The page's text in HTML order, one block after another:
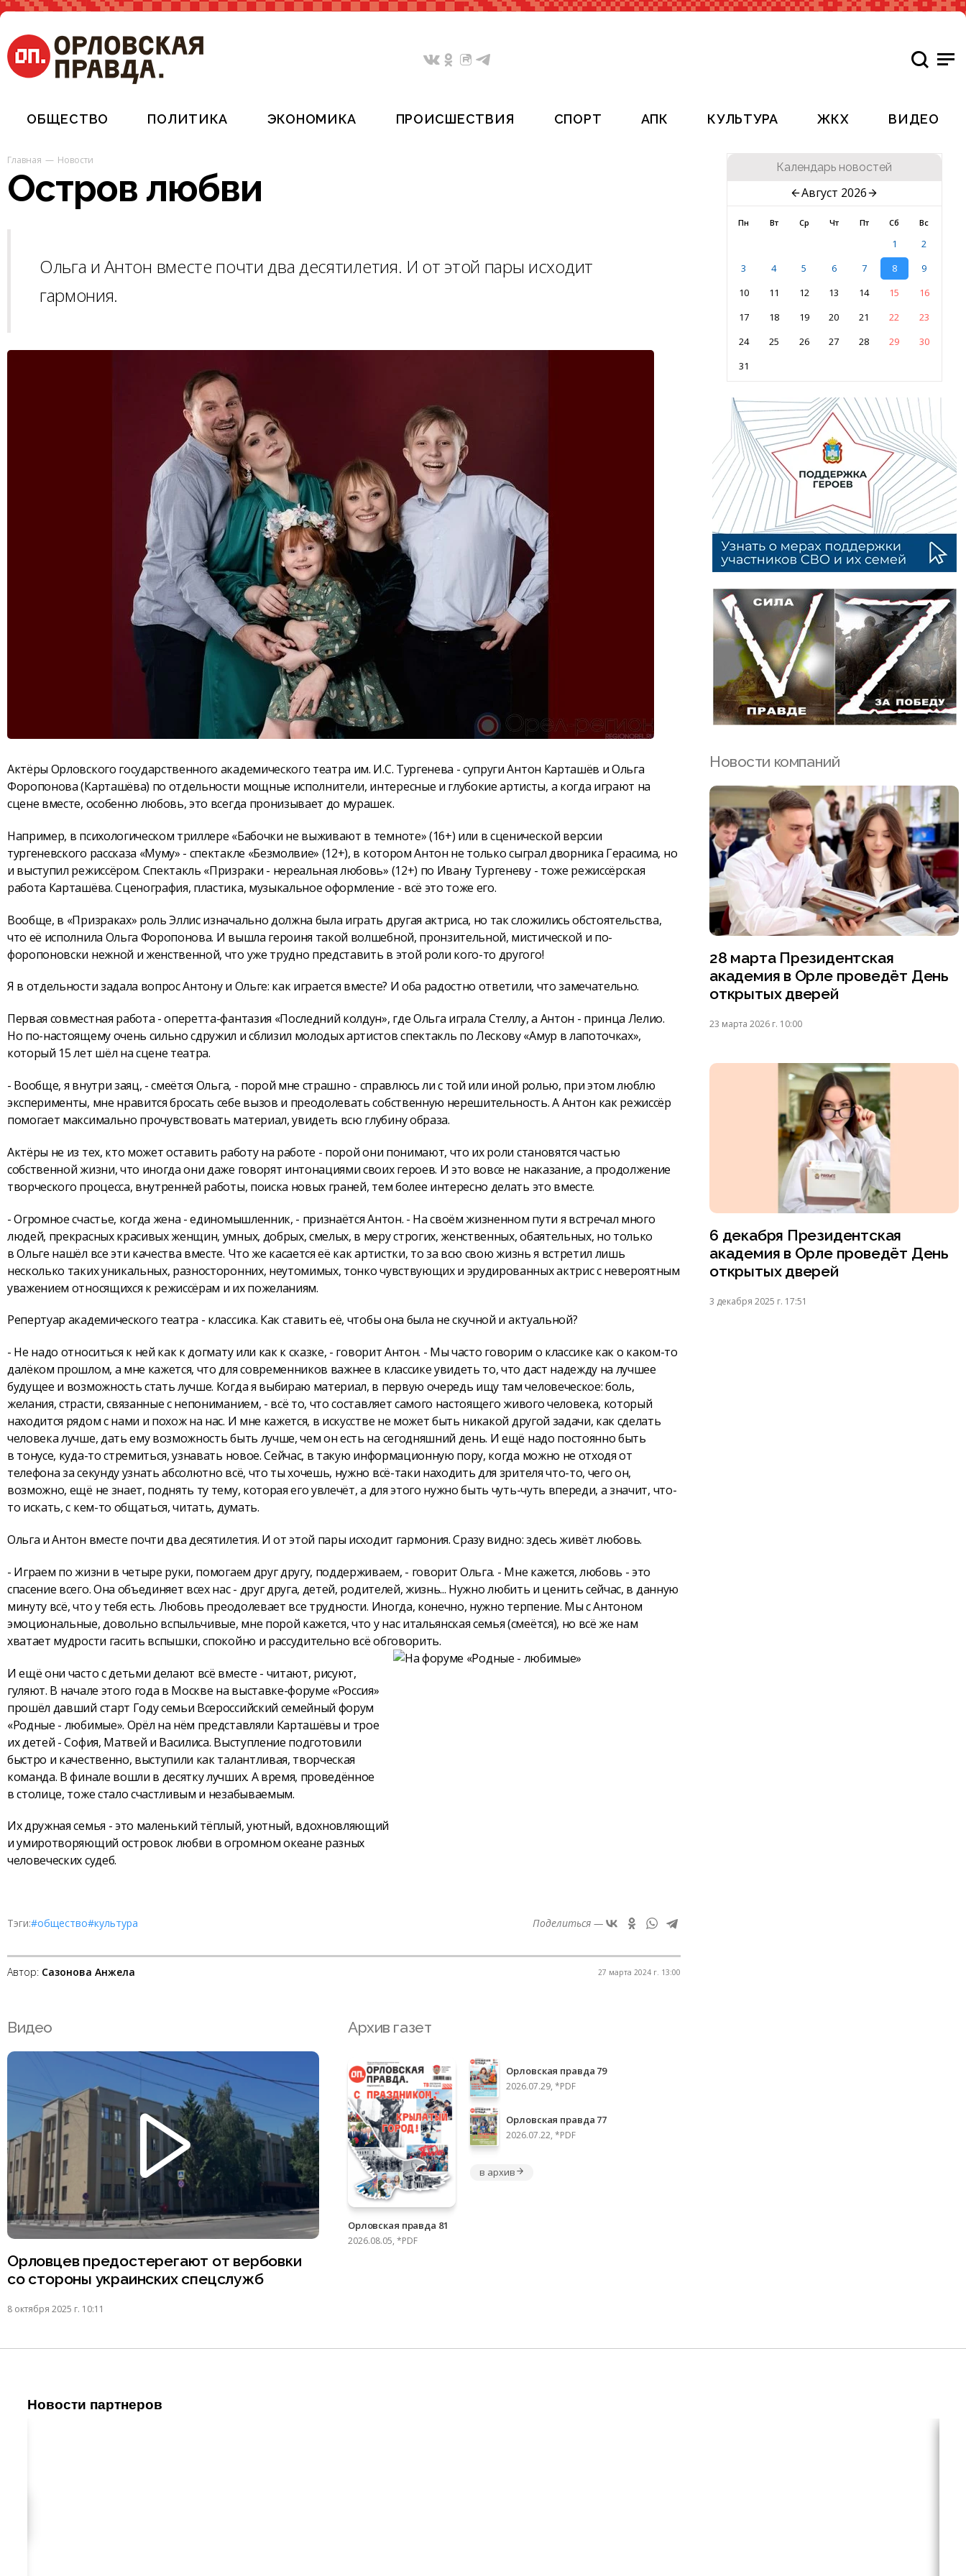
ОБЩЕСТВО ПОЛИТИКА ЭКОНОМИКА ПРОИСШЕСТВИЯ СПОРТ АПК КУЛЬТУРА ЖКХ ВИДЕО
Главная Новости
Остров любви
Ольга и Антон вместе почти два десятилетия. И от этой пары исходит
гармония.
Актёры Орловского государственного академического театра им. И.С. Тургенева - супруги Антон Карташёв и Ольга
Форопонова (Карташёва) по отдельности мощные исполнители, интересные и глубокие артисты, а когда играют на
сцене вместе, особенно любовь, это всегда пронизывает до мурашек.
Например, в психологическом триллере «Бабочки не выживают в темноте» (16+) или в сценической версии
тургеневского рассказа «Муму» - спектакле «Безмолвие» (12+), в котором Антон не только сыграл дворника Герасима, но
и выступил режиссёром. Спектакль «Призраки - нереальная любовь» (12+) по Ивану Тургеневу - тоже режиссёрская
работа Карташёва. Сценография, пластика, музыкальное оформление - всё это тоже его.
Вообще, в «Призраках» роль Эллис изначально должна была играть другая актриса, но так сложились обстоятельства,
что её исполнила Ольга Форопонова. И вышла героиня такой волшебной, пронзительной, мистической и по-
форопоновски нежной и женственной, что уже трудно представить в этой роли кого-то другого!
Я в отдельности задала вопрос Антону и Ольге: как играется вместе? И оба радостно ответили, что замечательно.
Первая совместная работа - оперетта-фантазия «Последний колдун», где Ольга играла Стеллу, а Антон - принца Лелио.
Но по-настоящему очень сильно сдружил и сблизил молодых артистов спектакль по Лескову «Амур в лапоточках»,
который 15 лет шёл на сцене театра.
- Вообще, я внутри заяц, - смеётся Ольга, - порой мне страшно - справлюсь ли с той или иной ролью, при этом люблю
эксперименты, мне нравится бросать себе вызов и преодолевать собственную нерешительность. А Антон как режиссёр
помогает максимально прочувствовать материал, увидеть всю глубину образа.
Актёры не из тех, кто может оставить работу на работе - порой они понимают, что их роли становятся частью
собственной жизни, что иногда они даже говорят интонациями своих героев. И это вовсе не наказание, а продолжение
творческого процесса, внутренней работы, поиска новых граней, тем более интересно делать это вместе.
- Огромное счастье, когда жена - единомышленник, - признаётся Антон. - На своём жизненном пути я встречал много
людей, прекрасных красивых женщин, умных, добрых, смелых, в меру строгих, женственных, обаятельных, но только
в Ольге нашёл все эти качества вместе. Что же касается её как артистки, то за всю свою жизнь я встретил лишь
несколько таких уникальных, разносторонних, неутомимых, тонко чувствующих и эрудированных актрис с невероятным
уважением относящихся к режиссёрам и их пожеланиям.
Репертуар академического театра - классика. Как ставить её, чтобы она была не скучной и актуальной?
- Не надо относиться к ней как к догмату или как к сказке, - говорит Антон. - Мы часто говорим о классике как о каком-то
далёком прошлом, а мне кажется, что для современников важнее в классике увидеть то, что даст на­­дежду на лучшее
будущее и возможность стать лучше. Когда я выбираю материал, в первую очередь ищу там человеческое: боль,
желания, страсти, связанные с непониманием, - всё то, что составляет самого настоящего живого человека, который
находится рядом с нами и похож на нас. И мне кажется, в искусстве не может быть никакой другой задачи, как сделать
человека лучше, дать ему возможность быть лучше, чем он есть на сегодняшний день. И ещё надо постоянно быть
в тонусе, куда-то стремиться, узнавать новое. Сейчас, в такую информационную пору, когда можно не отходя от
телефона за секунду узнать абсолютно всё, что ты хочешь, нужно всё-таки находить для зрителя что-то, чего он,
возможно, ещё не знает, поднять ту тему, которая его увлечёт, а для этого нужно быть чуть-чуть впереди, а значит, что-
то искать, с кем-то общаться, читать, думать.
Ольга и Антон вместе почти два десятилетия. И от этой пары исходит гармония. Сразу видно: здесь живёт любовь.
- Играем по жизни в четыре руки, помогаем друг другу, поддерживаем, - говорит Ольга. - Мне кажется, любовь - это
спасение всего. Она объединяет всех нас - друг друга, детей, родителей, жизнь... Нужно любить и ценить сейчас, в данную
минуту всё, что у тебя есть. Любовь преодолевает все трудности. Иногда, конечно, нужно терпение. Мы с Антоном
эмоциональные, довольно вспыльчивые, мне порой кажется, что у нас итальянская семья (смеётся), но всё же нам
хватает мудрости гасить вспышки, спокойно и рассудительно всё обговорить.
И ещё они часто с детьми делают всё вместе - читают, рисуют,
гуляют. В начале этого года в Москве на выставке-форуме «Россия»
прошёл давший старт Году семьи Всероссийский семейный форум
«Родные - любимые». Орёл на нём представляли Карташёвы и трое
их детей - София, Матвей и Василиса. Выступление подготовили
быстро и качественно, выступили как талантливая, творческая
команда. В финале вошли в десятку лучших. А время, проведённое
в столице, тоже стало счастливым и незабываемым.
Их дружная семья - это маленький тёплый, уютный, вдохновляющий
и умиротворяющий островок любви в огромном океане разных
человеческих судеб.
Тэги:#общество#культура Поделиться —
Автор: Сазонова Анжела 27 марта 2024 г. 13:00
Календарь новостей
Август 2026
Пн Вт Ср Чт Пт Сб Вс
1
2
3
4 5 6 7 8
9
10
11 12 13 14 15
16
17
18 19 20 21 22
23
24
25 26 27 28 29
30
31
Новости компаний
28 марта Президентская
академия в Орле проведёт День
открытых дверей
23 марта 2026 г. 10:00
6 декабря Президентская
академия в Орле проведёт День
открытых дверей
3 декабря 2025 г. 17:51
Видео
Орловцев предостерегают от вербовки
со стороны украинских спецслужб
8 октября 2025 г. 10:11
Архив газет
Орловская правда 81
2026.08.05, *PDF
Орловская правда 79
2026.07.29, *PDF
Орловская правда 77
2026.07.22, *PDF
в архив
Новости партнеров